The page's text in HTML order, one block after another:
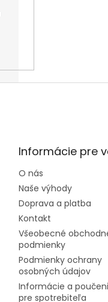
Informácie pre
O nás
Naše výhody
Doprava a platba
Kontakt
Všeobecné
podmienky
Podmienky ochrany
osobných údajov
Informácie a
pre spotrebiteľa